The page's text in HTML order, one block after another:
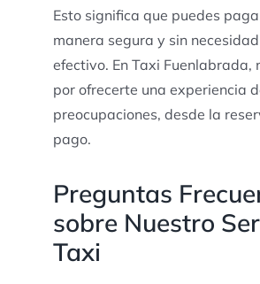
Esto significa que puedes
manera segura y sin
efectivo. En Taxi Fuenlabrada,
por ofrecerte una experiencia
preocupaciones, desde la
pago.
Preguntas
sobre Nuestro
Taxi